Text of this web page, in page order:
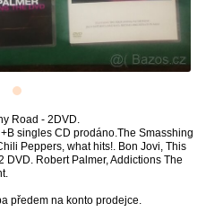
Road - 2DVD.
singles CD prodáno.The Smasshing
Peppers, what hits!. Bon Jovi, This
DVD. Robert Palmer, Addictions The
předem na konto prodejce.